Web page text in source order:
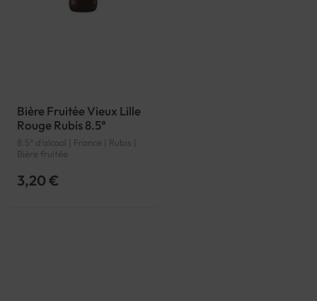
Bière Fruitée Vieux Lille
Rouge Rubis 8.5°
8.5° d'alcool | France | Rubis |
Bière fruitée
3,20 €